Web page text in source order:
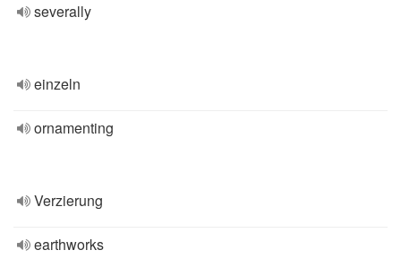
severally
einzeln
ornamenting
Verzierung
earthworks